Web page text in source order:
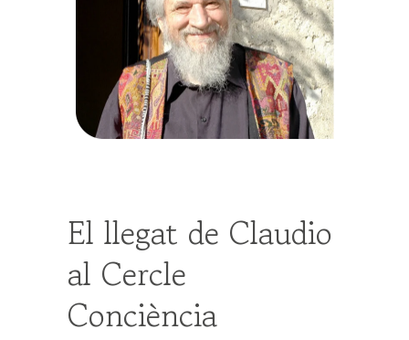
El llegat de Claudio
al Cercle
Conciència